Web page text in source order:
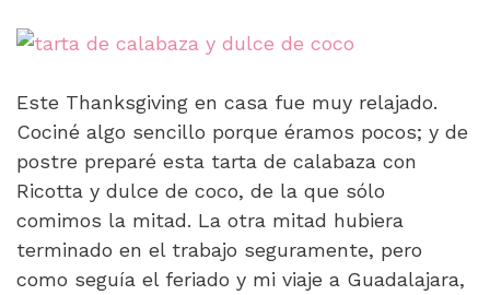
Este Thanksgiving en casa fue muy relajado.
Cociné algo sencillo porque éramos pocos; y de
postre preparé esta tarta de calabaza con
Ricotta y dulce de coco, de la que sólo
comimos la mitad. La otra mitad hubiera
terminado en el trabajo seguramente, pero
como seguía el feriado y mi viaje a Guadalajara,